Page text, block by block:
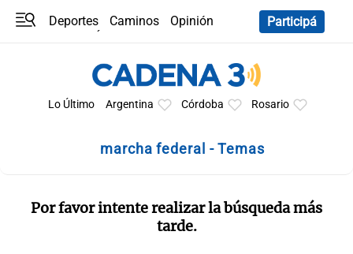
Deportes Caminos
Opinión
Participá
Lo Último Argentina Córdoba Rosario
marcha federal - Temas
Por favor intente realizar la búsqueda más
tarde.